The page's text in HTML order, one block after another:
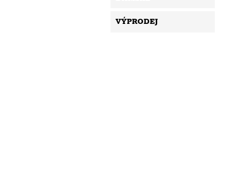
VÝPRODEJ